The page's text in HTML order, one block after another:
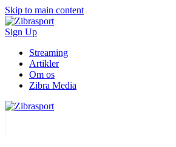
Skip to main content
Sign Up
Streaming
Artikler
Om os
Zibra Media